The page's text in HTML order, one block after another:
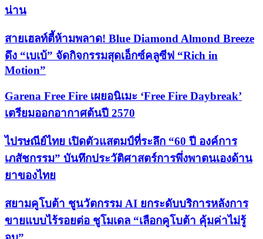
น่าน
สายเฮลท์ตี้ห้ามพลาด! Blue Diamond Almond Breeze
ดึง “เบเบ้” จัดกิจกรรมสุดเอ็กซ์คลูซีฟ “Rich in
Motion”
Garena Free Fire เผยอนิเมะ ‘Free Fire Daybreak’
เตรียมออกอากาศต้นปี 2570
ไปรษณีย์ไทย เปิดตัวแสตมป์ที่ระลึก “60 ปี องค์การ
เภสัชกรรม” บันทึกประวัติศาสตร์การพึ่งพาตนเองด้าน
ยาของไทย
สยามคูโบต้า ชูนวัตกรรม AI ยกระดับบริการหลังการ
ขายแบบไร้รอยต่อ ชูโมเดล “เลือกคูโบต้า คุ้มค่าไม่รู้